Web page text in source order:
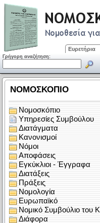
Ευρετήρια
Γρήγορη αναζήτηση: